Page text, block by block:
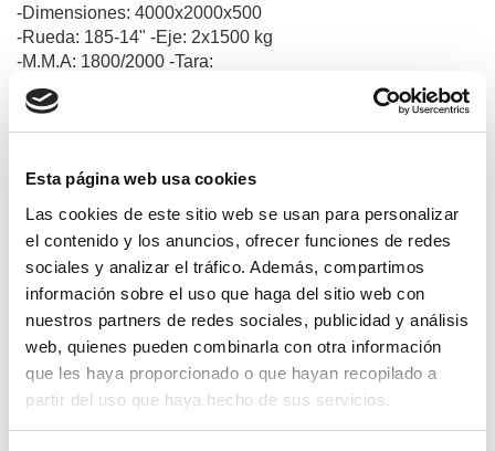
Esta página web usa cookies
Las cookies de este sitio web se usan para personalizar
el contenido y los anuncios, ofrecer funciones de redes
sociales y analizar el tráfico. Además, compartimos
información sobre el uso que haga del sitio web con
nuestros partners de redes sociales, publicidad y análisis
web, quienes pueden combinarla con otra información
que les haya proporcionado o que hayan recopilado a
partir del uso que haya hecho de sus servicios.
-Dimensiones: 4000x2000x500
-Rueda: 185-14" -Eje: 2x1500 kg
-M.M.A: 1800/2000 -Tara:
-Freno de Inercia
-Laterales Partidos con Pilar en el Centro
-Rueda Jockey D-60 Reforzada
-(Este remolque tiene que ir matriculado minimo 1200 kg)
Productos relacionados